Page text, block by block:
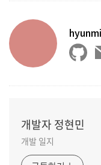
개발자 정현민
개발 일지